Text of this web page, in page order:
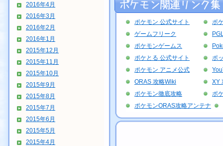
2016年4月
2016年3月
2016年2月
2016年1月
2015年12月
2015年11月
2015年10月
2015年9月
2015年8月
2015年7月
2015年6月
2015年5月
2015年4月
ポケモン 公式サイト
ポ
ゲームフリーク
ポケモンゲームス
ポケとる 公式サイト
ポ
ポケモン アニメ公式
ORAS 攻略Wiki
XY
ポケモン徹底攻略
ポ
ポケモンORAS攻略アンテナ